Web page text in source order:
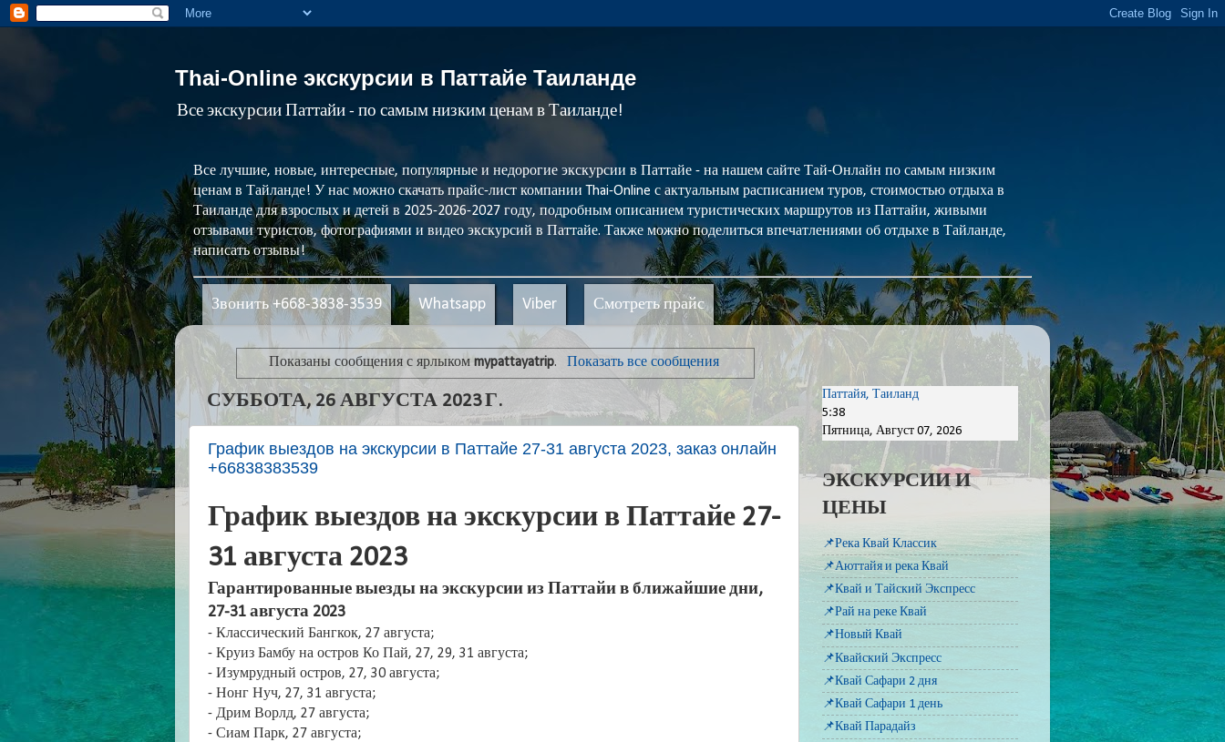
Thai-Online экскурсии в Паттайе Таиланде
Все экскурсии Паттайи - по самым низким ценам в Таиланде!
Все лучшие, новые, интересные, популярные и недорогие экскурсии в Паттайе - на нашем сайте Тай-Онлайн по самым низким
ценам в Тайланде! У нас можно скачать прайс-лист компании Thai-Online с актуальным расписанием туров, стоимостью отдыха в
Таиланде для взрослых и детей в 2025-2026-2027 году, подробным описанием туристических маршрутов из Паттайи, живыми
отзывами туристов, фотографиями и видео экскурсий в Паттайе. Также можно поделиться впечатлениями об отдыхе в Тайланде,
написать отзывы!
Звонить +668-3838-3539 Whatsapp Viber Смотреть прайс
Показаны сообщения с ярлыкомmypattayatrip. Показать все сообщения
СУББОТА, 26 АВГУСТА 2023 Г.
График выездов на экскурсии в Паттайе 27-31 августа 2023, заказ онлайн
+66838383539
График выездов на экскурсии в Паттайе 27-
31 августа 2023
Гарантированные выезды на экскурсии из Паттайи в ближайшие дни,
27-31 августа 2023
- Классический Бангкок, 27 августа;
- Круиз Бамбу на остров Ко Пай, 27, 29, 31 августа;
- Изумрудный остров, 27, 30 августа;
- Нонг Нуч, 27, 31 августа;
- Дрим Ворлд, 27 августа;
- Сиам Парк, 27 августа;
Паттайя, Таиланд
5:38
Пятница, Август 07, 2026
ЭКСКУРСИИ И
ЦЕНЫ
📌Река Квай Классик
📌Аюттайя и река Квай
📌Квай и Тайский Экспресс
📌Рай на реке Квай
📌Новый Квай
📌Квайский Экспресс
📌Квай Сафари 2 дня
📌Квай Сафари 1 день
📌Квай Парадайз